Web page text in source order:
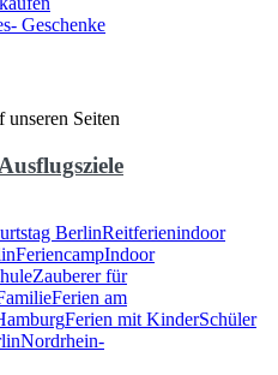
Geschenke
Seiten
Ausflugsziele
BerlinReitferienindoor
FeriencampIndoor
Zauberer für
Ferien am
Ferien mit KinderSchüler
Nordrhein-